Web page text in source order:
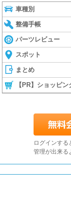
車種別
整備手帳
パーツレビュー
スポット
まとめ
【PR】ショッピン
ログインする
管理が出来る